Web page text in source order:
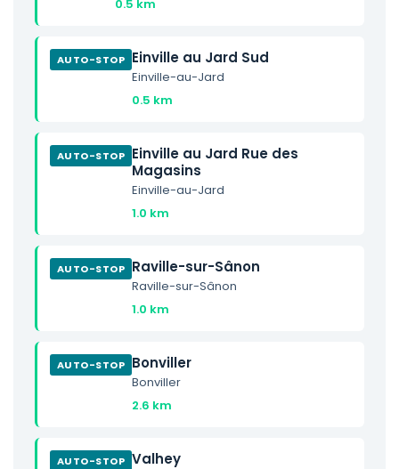
0.5 km
AUTO-STOP Einville au Jard Sud
Einville-au-Jard
0.5 km
AUTO-STOP Einville au Jard Rue des
Magasins
Einville-au-Jard
1.0 km
AUTO-STOP Raville-sur-Sânon
Raville-sur-Sânon
1.0 km
AUTO-STOP Bonviller
Bonviller
2.6 km
AUTO-STOP Valhey